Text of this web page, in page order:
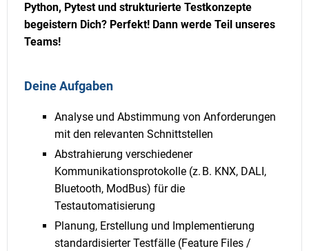
Python, Pytest und strukturierte Testkonzepte
begeistern Dich? Perfekt! Dann werde Teil unseres
Teams!
Deine Aufgaben
Analyse und Abstimmung von Anforderungen
mit den relevanten Schnittstellen
Abstrahierung verschiedener
Kommunikationsprotokolle (z. B. KNX, DALI,
Bluetooth, ModBus) für die
Testautomatisierung
Planung, Erstellung und Implementierung
standardisierter Testfälle (Feature Files /